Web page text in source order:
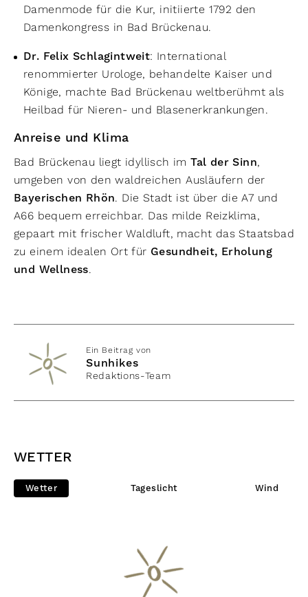
Damenmode für die Kur, initiierte 1792 den
Damenkongress in Bad Brückenau.
Dr. Felix Schlagintweit: International
renommierter Urologe, behandelte Kaiser und
Könige, machte Bad Brückenau weltberühmt als
Heilbad für Nieren- und Blasenerkrankungen.
Anreise und Klima
Bad Brückenau liegt idyllisch imTal der Sinn,
umgeben von den waldreichen Ausläufern der
Bayerischen Rhön. Die Stadt ist über die A7 und
A66 bequem erreichbar. Das milde Reizklima,
gepaart mit frischer Waldluft, macht das Staatsbad
zu einem idealen Ort für Gesundheit, Erholung
und Wellness.
Ein Beitrag von
Sunhikes
Redaktions-Team
WETTER
Wetter Tageslicht Wind